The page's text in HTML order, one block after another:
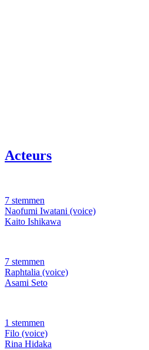
Acteurs
7 stemmen
Naofumi Iwatani (voice)
Kaito Ishikawa
7 stemmen
Raphtalia (voice)
Asami Seto
1 stemmen
Filo (voice)
Rina Hidaka